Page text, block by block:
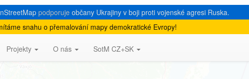
podporuje občany Ukrajiny v boji proti vojenské agresi Ruska.
snahu o přemalování mapy demokratické Evropy!
Projekty O nás SotM CZ+SK